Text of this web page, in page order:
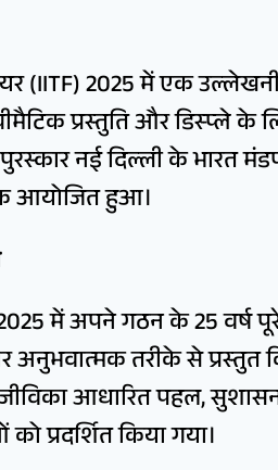
(IITF) 2025 में एक
प्रस्तुति और डिस्प्ले के
नई दिल्ली के भारत
आयोजित हुआ।
में अपने गठन के 25 वर्ष
अनुभवात्मक तरीके से प्रस्तुत
आधारित पहल,
प्रदर्शित किया गया।